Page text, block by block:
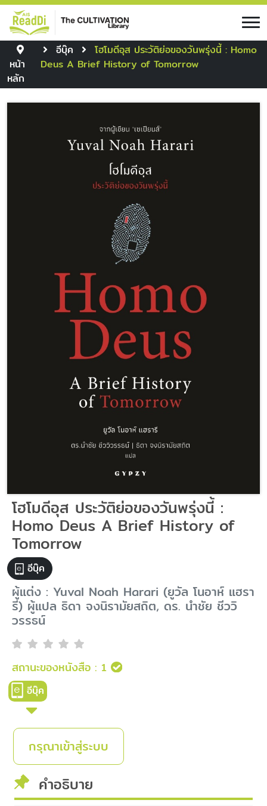
หน้า
หลัก
อีบุ๊ค
โฮโมดีอุส ประวัติย่อของวันพรุ่งนี้ : Homo
Deus A Brief History of Tomorrow
โฮโมดีอุส ประวัติย่อของวันพรุ่งนี้ :
Homo Deus A Brief History of
Tomorrow
อีบุ๊ค
ผู้แต่ง : Yuval Noah Harari (ยูวัล โนอาห์ แฮรา
รี) ผู้แปล ธิดา จงนิรามัยสถิต, ดร. นำชัย ชีววิ
วรรธน์
สถานะของหนังสือ : 1
อีบุ๊ค
กรุณาเข้าสู่ระบบ
คำอธิบาย